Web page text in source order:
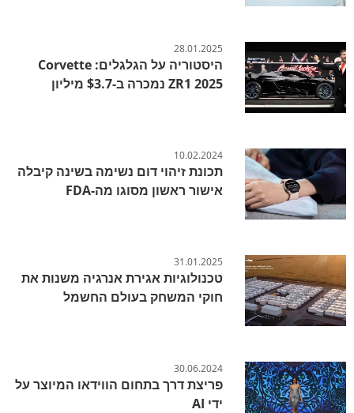
28.01.2025
היסטוריה על הגלגלים: Corvette
ZR1 2025 נמכרה ב-$3.7 מיליון
10.02.2024
תכונת זיהוי דום נשימה בשינה קיבלה
אישור ראשון מסוגו מה-FDA
31.01.2025
טכנולוגיות אגירת אנרגיה משנות את
חוקי המשחק בעולם החשמל
30.06.2024
פריצת דרך בתחום הווידאו המיוצר על
ידי AI